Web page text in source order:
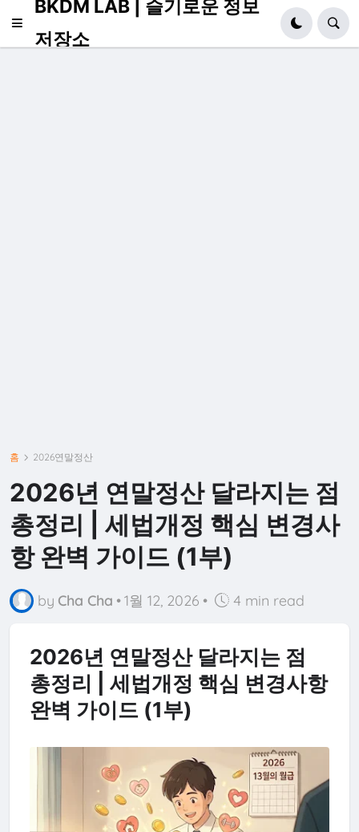
BKDM LAB | 슬기로운 정보
저장소
홈 2026연말정산
2026년 연말정산 달라지는 점
총정리 | 세법개정 핵심 변경사
항 완벽 가이드 (1부)
by Cha Cha •1월 12, 2026 • 4 min read
2026년 연말정산 달라지는 점
총정리 | 세법개정 핵심 변경사항
완벽 가이드 (1부)